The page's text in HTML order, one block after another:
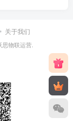
关于我们
思物联运营.